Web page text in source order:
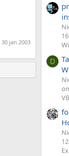
30 jan 2003
D